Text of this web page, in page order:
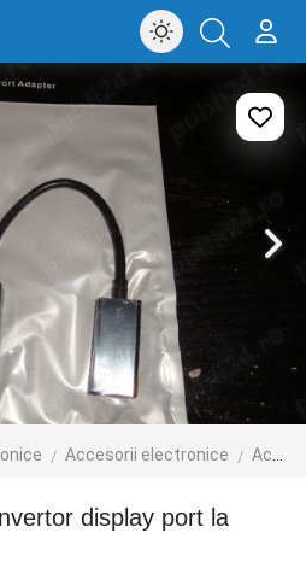
Accesorii electronice Accesorii laptop
display port la